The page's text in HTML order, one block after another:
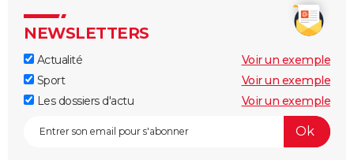
NEWSLETTERS
Actualité
Voir un exemple
Sport
Voir un exemple
Les dossiers d'actu
Voir un exemple